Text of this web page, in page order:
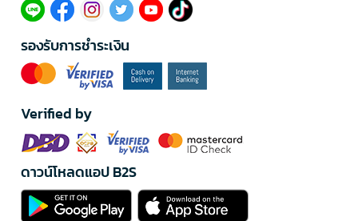
รองรับการชำระเงิน
Verified by
ดาวน์โหลดแอป B2S